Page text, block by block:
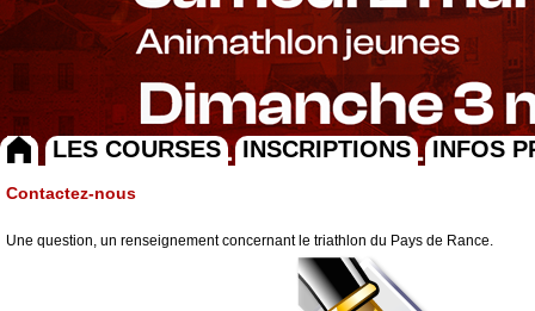
LES COURSES INSCRIPTIONS INFOS
Contactez-nous
Une question, un renseignement concernant le triathlon du Pays de Rance.